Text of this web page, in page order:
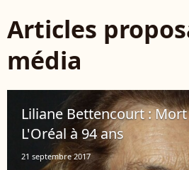
Articles
média
Liliane Bettencourt :
L'Oréal à 94 ans
21 septembre 2017